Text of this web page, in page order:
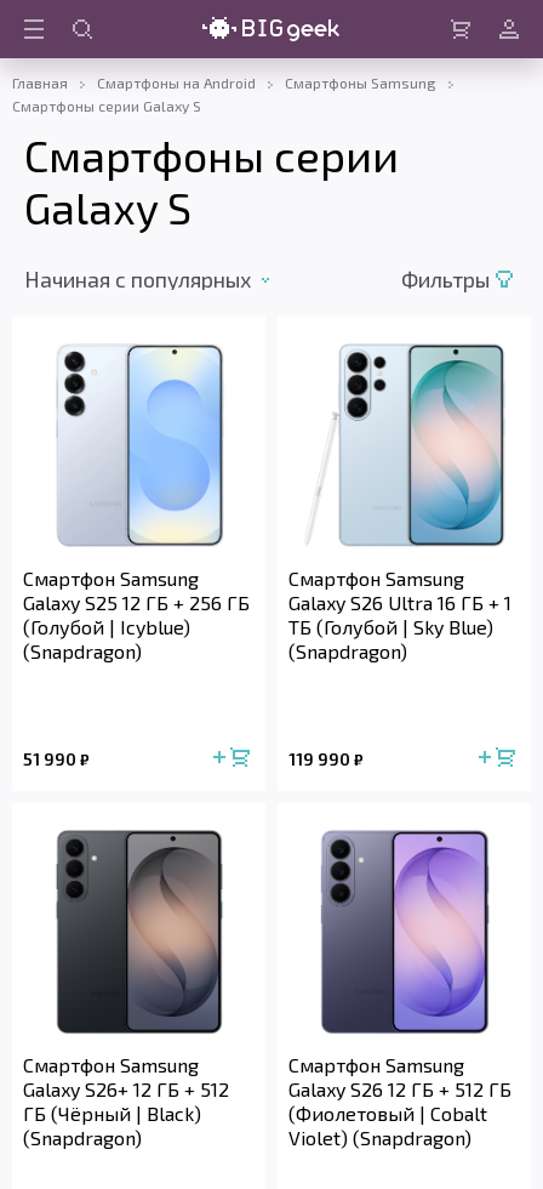
Войти
Главная Смартфоны на Android
Смартфоны Samsung
Смартфоны серии Galaxy S
Смартфоны серии
Galaxy S
Начиная c популярных Фильтры
Смартфон Samsung
Galaxy S25 12 ГБ + 256 ГБ
(Голубой | Icyblue)
(Snapdragon)
51 990 ₽
Смартфон Samsung
Galaxy S26 Ultra 16 ГБ + 1
ТБ (Голубой | Sky Blue)
(Snapdragon)
119 990 ₽
Смартфон Samsung
Galaxy S26+ 12 ГБ + 512
ГБ (Чёрный | Black)
(Snapdragon)
Смартфон Samsung
Galaxy S26 12 ГБ + 512 ГБ
(Фиолетовый | Cobalt
Violet) (Snapdragon)